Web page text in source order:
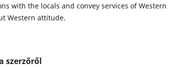
with the locals and convey services of Western
Western attitude.
szerzőről